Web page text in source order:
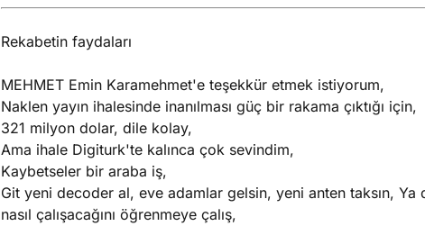
Rekabetin faydaları
MEHMET Emin Karamehmet'e teşekkür etmek istiyorum,
Naklen yayın ihalesinde inanılması güç bir rakama çıktığı için,
321 milyon dolar, dile kolay,
Ama ihale Digiturk'te kalınca çok sevindim,
Kaybetseler bir araba iş,
Git yeni decoder al, eve adamlar gelsin, yeni anten taksın,
nasıl çalışacağını öğrenmeye çalış,